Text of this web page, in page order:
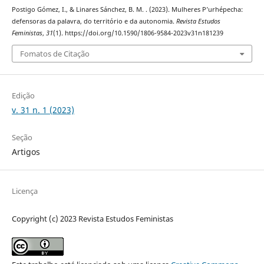
Postigo Gómez, I., & Linares Sánchez, B. M. . (2023). Mulheres P’urhépecha:
defensoras da palavra, do território e da autonomia. Revista Estudos
Feministas, 31(1). https://doi.org/10.1590/1806-9584-2023v31n181239
Fomatos de Citação
Edição
v. 31 n. 1 (2023)
Seção
Artigos
Licença
Copyright (c) 2023 Revista Estudos Feministas